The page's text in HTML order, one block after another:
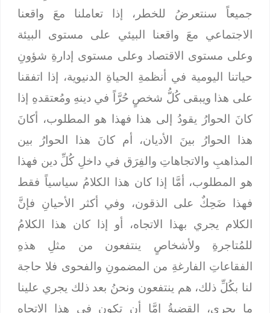
جميعاً سنتعرضُ للخطر، إذا تعاملنا معَ واقعنا
الاجتماعي معَ واقعنا البيئي على مستوى البيئة
وعلى مستوى الاقتصاد وعلى مستوى إدارةِ شؤونِ
حياتنا اليومية في أنظمةِ الحياةِ الدنيوية، إذا اتفقنا
على هذا ويبقى كُلُّ شخصٍ حُرَّاً في دينهِ ومُعتقدهِ إذا
كانَ الحوارُ يقودُ إلى هذا فهذا هو المطلوب، أكانَ
هذا الحوارُ بينَ الأديان، أم كانَ هذا الحوارُ بين
المذاهبِ والاتجاهاتِ والفِرَق في داخلِ كُلِّ دين فهذا
هو المطلوب، أمَّا إذا كان هذا الكلامُ سياسياً فقط
فهذا ضَحِكٌ على الذقون، وفي أكثر الأحيانِ فإنَّ
الكلام يجري بهذا الاتجاه، أو إذا كان هذا الكلامُ
للمُتاجرةِ ولأشخاصٍ ينتفعون من مثلِ هذهِ
الفقاعاتِ الفارغةِ من المضمونِ والفحوى فلا حاجة
لنا بكُلِّ ذلك، هم ينتفعون ونحنُ بعد ذلك يجري علينا
ما يجري، القضيةُ إمَّا أن تكون في هذا الاتجاه